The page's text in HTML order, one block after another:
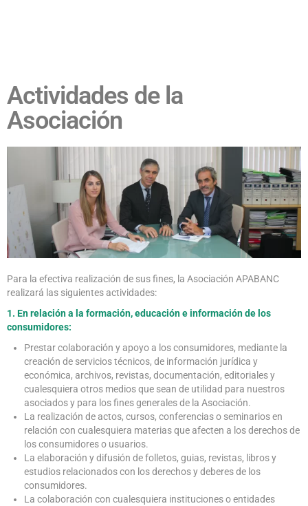
Actividades de la
Asociación
Para la efectiva realización de sus fines, la Asociación APABANC
realizará las siguientes actividades:
1. En relación a la formación, educación e información de los
consumidores:
Prestar colaboración y apoyo a los consumidores, mediante la
creación de servicios técnicos, de información jurídica y
económica, archivos, revistas, documentación, editoriales y
cualesquiera otros medios que sean de utilidad para nuestros
asociados y para los fines generales de la Asociación.
La realización de actos, cursos, conferencias o seminarios en
relación con cualesquiera materias que afecten a los derechos de
los consumidores o usuarios.
La elaboración y difusión de folletos, guias, revistas, libros y
estudios relacionados con los derechos y deberes de los
consumidores.
La colaboración con cualesquiera instituciones o entidades